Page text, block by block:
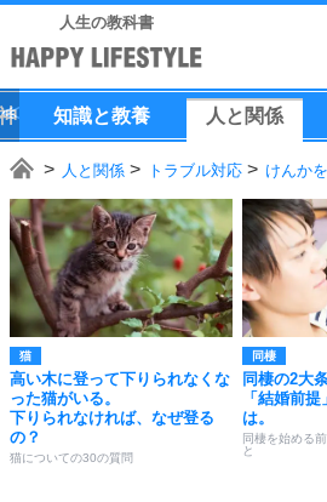
人生の教科書
知識と教養 人 と 関係
人と関係 トラブル対応 けんか
猫
高い木に登って下りられなくな
った猫がいる。
下りられなければ、なぜ登る
の？
猫についての30の質問
同棲
同棲の2大
「結婚前
は。
同棲を始める
と